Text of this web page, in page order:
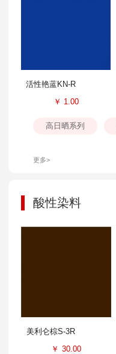
活性艳蓝KN-R
￥ 1.00
高日晒系列
更多>
酸性染料
美利仑棕S-3R
￥ 30.00